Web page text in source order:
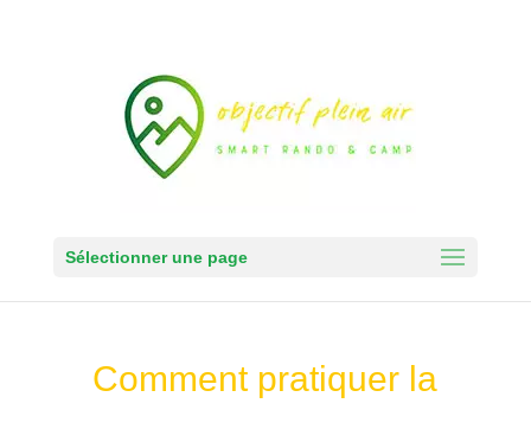
Sélectionner une page
Comment pratiquer la